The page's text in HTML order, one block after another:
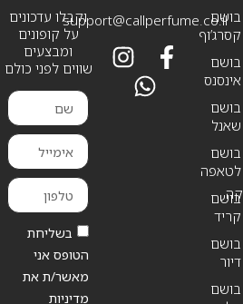
בושם
קסרג’וף
בושם
אינסנס
בושם
שאנל
בושם
לטאפה
בושם
קריד
בושם
דיור
בושם
support@callperfume.co.ilוקבלו עדכונים
על קופונים
ומבצעים
שווים לפני כולם
בשליחת
הטופס אני
מאשר/ת את
מדיניות